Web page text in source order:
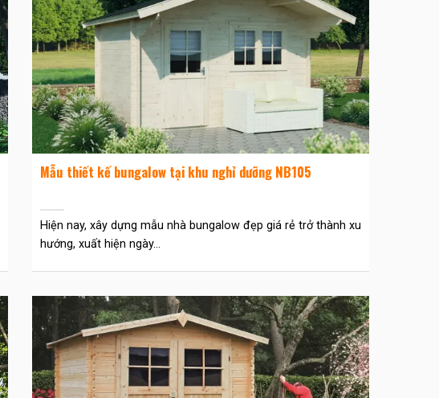
Mẫu thiết kế bungalow tại khu nghỉ dưỡng NB105
Hiện nay, xây dựng mẫu nhà bungalow đẹp giá rẻ trở thành xu
hướng, xuất hiện ngày...